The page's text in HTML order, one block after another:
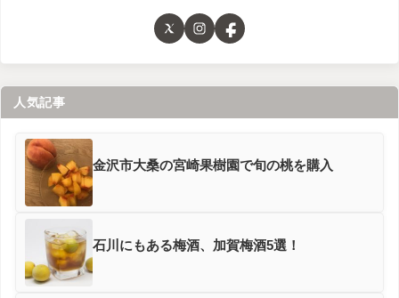
人気記事
金沢市大桑の宮崎果樹園で旬の桃を購入
石川にもある梅酒、加賀梅酒5選！